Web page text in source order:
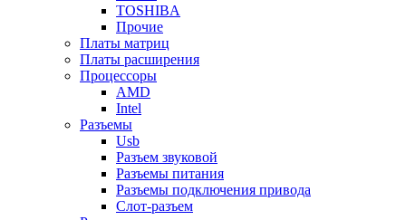
TOSHIBA
Прочие
Платы матриц
Платы расширения
Процессоры
AMD
Intel
Разъемы
Usb
Разъем звуковой
Разъемы питания
Разъемы подключения привода
Слот-разъем